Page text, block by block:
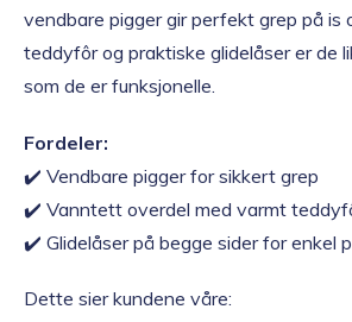
vendbare pigger gir perfekt grep på is
teddyfôr og praktiske glidelåser er de
som de er funksjonelle.
Fordeler:
✔️ Vendbare pigger for sikkert grep
✔️ Vanntett overdel med varmt
✔️ Glidelåser på begge sider for enkel
Dette sier kundene våre: